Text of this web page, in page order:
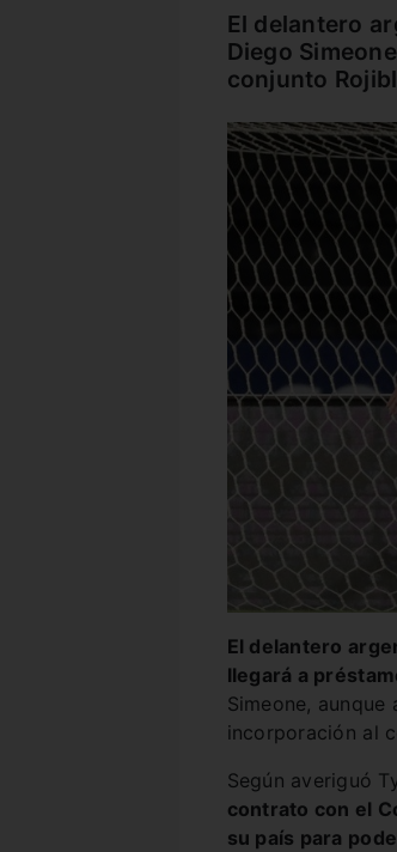
El delantero
Diego
conjunto
El delantero
llegará a
Simeone,
incorporación al
Según averiguó
contrato con el
su país para